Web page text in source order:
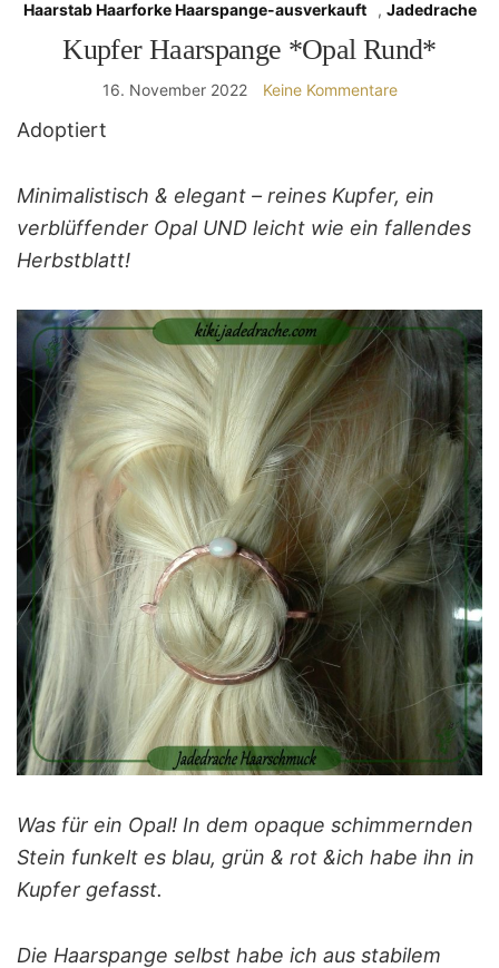
Haarstab Haarforke Haarspange-ausverkauft , Jadedrache
Kupfer Haarspange *Opal Rund*
16. November 2022 Keine Kommentare
Adoptiert
Minimalistisch & elegant – reines Kupfer, ein
verblüffender Opal UND leicht wie ein fallendes
Herbstblatt!
Was für ein Opal! In dem opaque schimmernden
Stein funkelt es blau, grün & rot &ich habe ihn in
Kupfer gefasst.
Die Haarspange selbst habe ich aus stabilem